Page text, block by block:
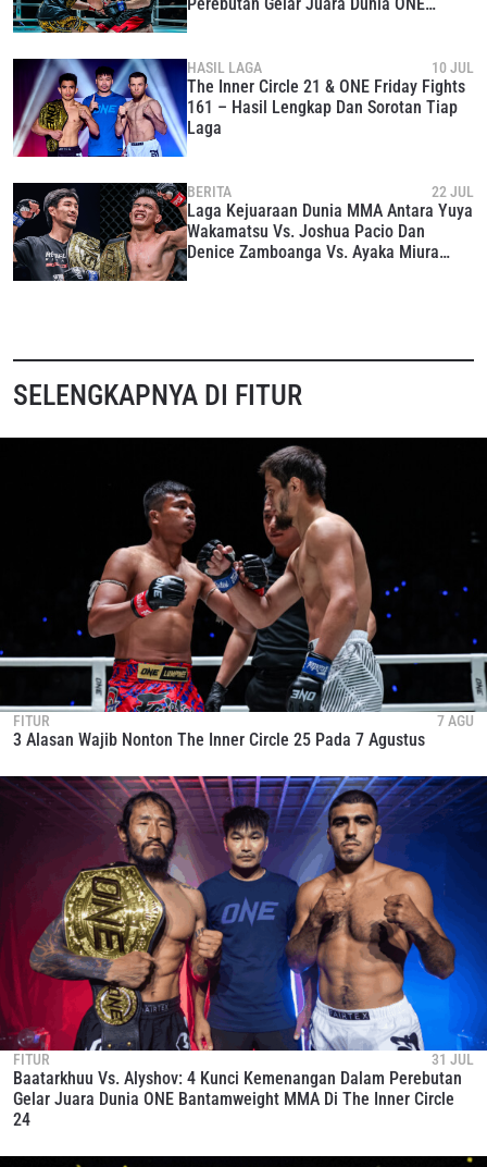
HASIL LAGA 10 JUL
The Inner Circle 21 & ONE Friday Fights
161 – Hasil Lengkap Dan Sorotan Tiap
Laga
BERITA 22 JUL
Laga Kejuaraan Dunia MMA Antara Yuya
Wakamatsu Vs. Joshua Pacio Dan
Denice Zamboanga Vs. Ayaka Miura
SELENGKAPNYA DI FITUR
FITUR 7 AGU
3 Alasan Wajib Nonton The Inner Circle 25 Pada 7 Agustus
FITUR 31 JUL
Baatarkhuu Vs. Alyshov: 4 Kunci Kemenangan Dalam Perebutan
Gelar Juara Dunia ONE Bantamweight MMA Di The Inner Circle
24